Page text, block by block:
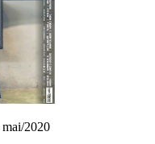
mai/2020